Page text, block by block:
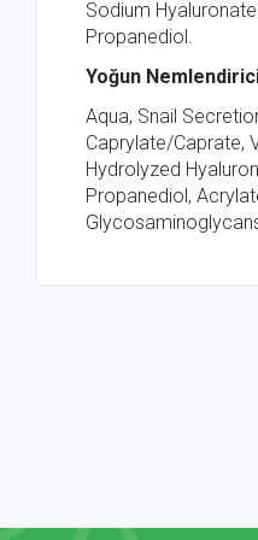
Sodium
Propanediol.
Yoğun
Aqua, Snail
Caprylate/Caprate,
Hydrolyzed
Propanediol,